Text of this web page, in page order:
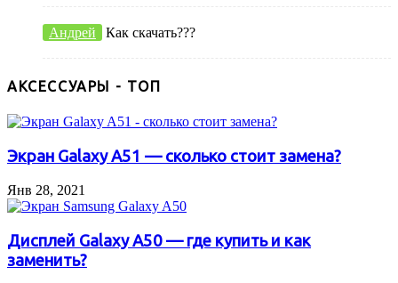
Андрей Как скачать???
АКСЕССУАРЫ - ТОП
Экран Galaxy A51 — сколько стоит замена?
Янв 28, 2021
Дисплей Galaxy A50 — где купить и как
заменить?